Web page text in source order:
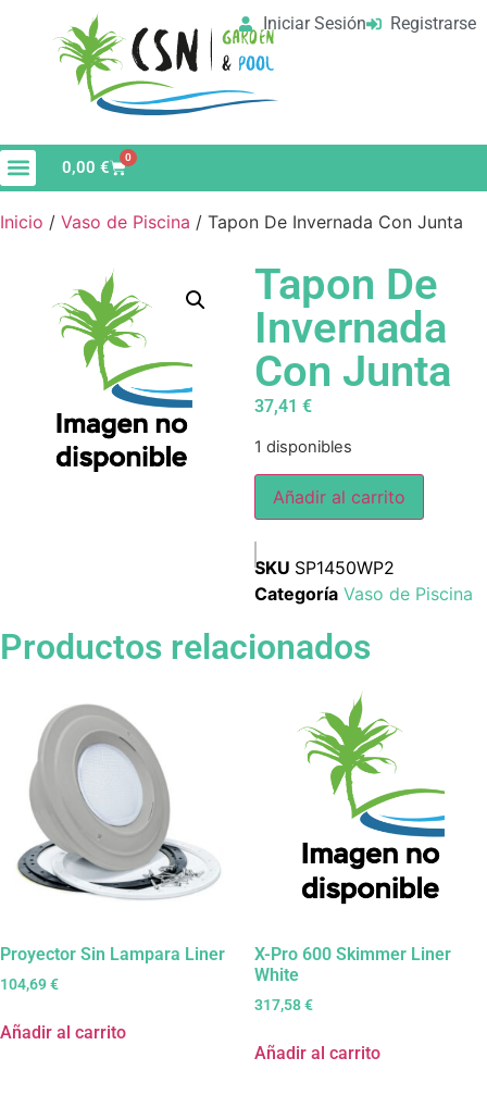
Iniciar Sesión Registrarse
0,00 €
0
Inicio / Vaso de Piscina / Tapon De Invernada Con Junta
Tapon De
Invernada
Con Junta
37,41 €
1 disponibles
Añadir al carrito
SKU SP1450WP2
Categoría Vaso de Piscina
Productos relacionados
Proyector Sin Lampara Liner
104,69€
Añadir al carrito
X-Pro 600 Skimmer Liner
White
317,58€
Añadir al carrito